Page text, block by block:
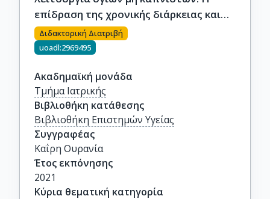
επίδραση της χρονικής διάρκειας και
των επιπέδων έκθεσης.
Διδακτορική Διατριβή
uoadl:2969495
Ακαδημαϊκή μονάδα
Τμήμα Ιατρικής
Βιβλιοθήκη κατάθεσης
Βιβλιοθήκη Επιστημών Υγείας
Συγγραφέας
Καΐρη Ουρανία
Έτος εκπόνησης
2021
Κύρια θεματική κατηγορία